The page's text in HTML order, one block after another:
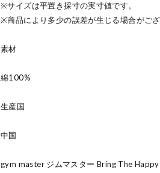
※サイズは平置き採寸の実寸値です。
※商品により多少の誤差が生じる場合がござ
素材
綿100%
生産国
中国
gym master ジムマスター Bring The